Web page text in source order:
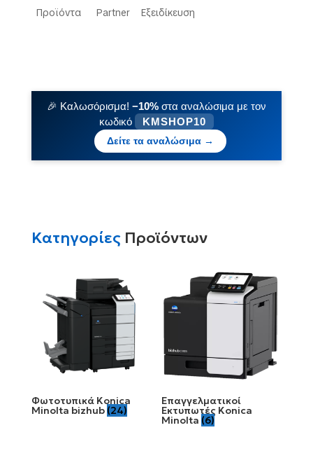
Προϊόντα Partner Εξειδίκευση
🎉 Καλωσόρισμα! −10%στα αναλώσιμα με τον
κωδικό
KMSHOP10
Δείτε τα αναλώσιμα →
Κατηγορίες Προϊόντων
Φωτοτυπικά Konica
Minolta bizhub (24)
Επαγγελματικοί
Εκτυπωτές Konica
Minolta (6)